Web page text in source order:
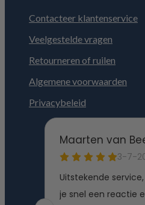
Contacteer klantenservice
Veelgestelde vragen
Retourneren of ruilen
Algemene voorwaarden
Privacybeleid